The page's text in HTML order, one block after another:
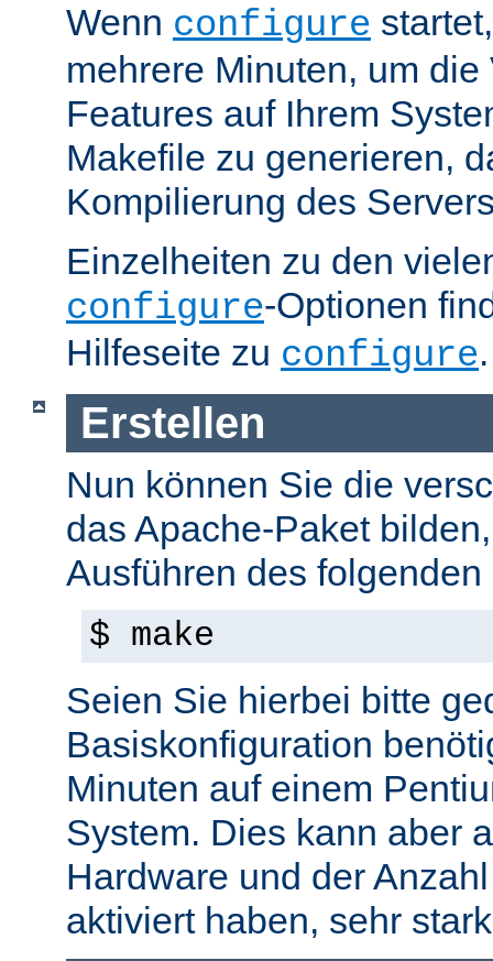
Wenn configure
mehrere Minuten, um
Features auf Ihrem
Makefile zu generieren,
Kompilierung des
Einzelheiten zu den
configure-Optionen
Hilfeseite zu configure.
Erstellen
Nun können Sie die
das Apache-Paket
Ausführen des
$ make
Seien Sie hierbei bitte
Basiskonfiguration
Minuten auf einem
System. Dies kann aber
Hardware und der
aktiviert haben, sehr